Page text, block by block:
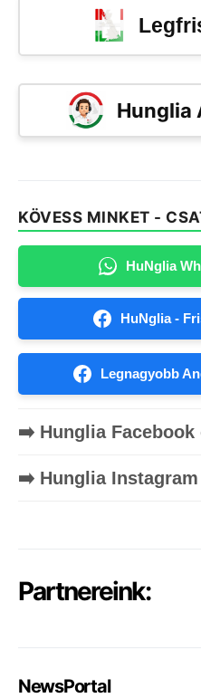
Hunglia
KÖVESS MINKET -
HuNglia
HuNglia -
Legnagyobb
➡️ Hunglia Facebook
➡️ Hunglia Instagram
Partnereink:
NewsPortal